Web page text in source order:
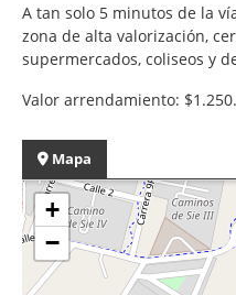
A tan solo 5 minutos de la
zona de alta valorización,
supermercados, coliseos y
Valor arrendamiento:
Mapa
+
−